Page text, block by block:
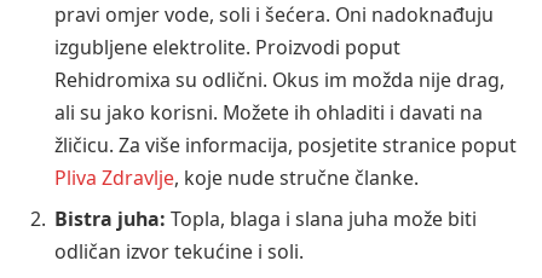
pravi omjer vode, soli i šećera. Oni nadoknađuju
izgubljene elektrolite. Proizvodi poput
Rehidromixa su odlični. Okus im možda nije drag,
ali su jako korisni. Možete ih ohladiti i davati na
žličicu. Za više informacija, posjetite stranice poput
Pliva Zdravlje, koje nude stručne članke.
Bistra juha: Topla, blaga i slana juha može biti
odličan izvor tekućine i soli.